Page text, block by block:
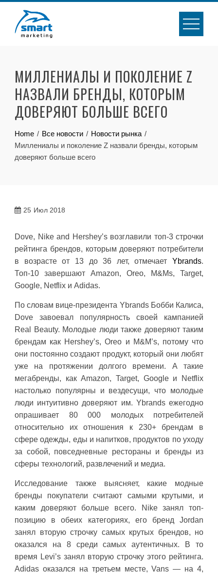
content
МИЛЛЕНИАЛЫ И ПОКОЛЕНИЕ Z
НАЗВАЛИ БРЕНДЫ, КОТОРЫМ
ДОВЕРЯЮТ БОЛЬШЕ ВСЕГО
Home Все новости
Новости рынка
Миллениалы и поколение Z назвали бренды, которым
доверяют больше всего
25 Июл 2018
Dove, Nike and Hershey’s возглавили топ-3 строчки
рейтинга брендов, которым доверяют потребители
в возрасте от 13 до 36 лет, отмечает Ybrands.
Топ-10 завершают Amazon, Oreo, M&Ms, Target,
Google, Netflix и Adidas.
По словам вице-президента Ybrands Бобби Калиса,
Dove завоевал популярность своей кампанией
Real Beauty. Молодые люди также доверяют таким
брендам как Hershey’s, Oreo и M&M’s, потому что
они постоянно создают продукт, который они любят
уже на протяжении долгого времени. А такие
мегабренды, как Amazon, Target, Google и Netflix
настолько популярны и вездесущи, что молодые
люди интуитивно доверяют им. Ybrands ежегодно
опрашивает 80 000 молодых потребителей
относительно их отношения к 230+ брендам в
сфере одежды, еды и напитков, продуктов по уходу
за собой, повседневные рестораны и бренды из
сферы технологий, развлечений и медиа.
Исследование также выясняет, какие модные
бренды покупатели считают самыми крутыми, и
каким доверяют больше всего. Nike занял топ-
позицию в обеих категориях, его бренд Jordan
занял вторую строчку самых крутых брендов, но
оказался на 8 среди самых аутентичных. В то
время Levi’s занял вторую строчку этого рейтинга.
Adidas оказался на третьем месте, Vans — на 4,